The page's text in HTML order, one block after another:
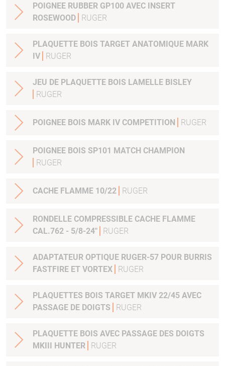
POIGNEE RUBBER GP100 AVEC INSERT
ROSEWOOD
RUGER
PLAQUETTE BOIS TARGET ANATOMIQUE MARK
IV
RUGER
JEU DE PLAQUETTE BOIS LAMELLE BISLEY
RUGER
POIGNEE BOIS MARK IV COMPETITION RUGER
POIGNEE BOIS SP101 MATCH CHAMPION
RUGER
CACHE FLAMME 10/22 RUGER
RONDELLE COMPRESSIBLE CACHE FLAMME
CAL.762 - 5/8-24"
RUGER
ADAPTATEUR OPTIQUE RUGER-57 POUR BURRIS
FASTFIRE ET VORTEX
RUGER
PLAQUETTES BOIS TARGET MKIV 22/45 AVEC
PASSAGE DE DOIGTS
RUGER
PLAQUETTE BOIS AVEC PASSAGE DES DOIGTS
MKIII HUNTER
RUGER